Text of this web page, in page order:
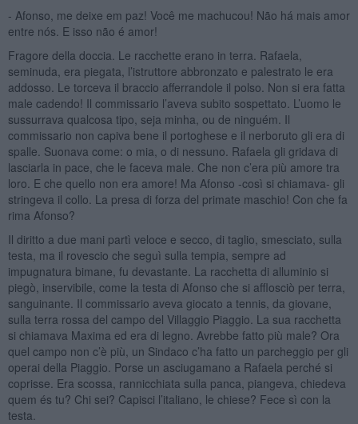
- Afonso, me deixe em paz! Você me machucou! Não há mais amor
entre nós. E isso não é amor!
Fragore della doccia. Le racchette erano in terra. Rafaela,
seminuda, era piegata, l’istruttore abbronzato e palestrato le era
addosso. Le torceva il braccio afferrandole il polso. Non si era fatta
male cadendo! Il commissario l’aveva subito sospettato. L’uomo le
sussurrava qualcosa tipo, seja minha, ou de ninguém. Il
commissario non capiva bene il portoghese e il nerboruto gli era di
spalle. Suonava come: o mia, o di nessuno. Rafaela gli gridava di
lasciarla in pace, che le faceva male. Che non c’era più amore tra
loro. E che quello non era amore! Ma Afonso -così si chiamava- gli
stringeva il collo. La presa di forza del primate maschio! Con che fa
rima Afonso?
Il diritto a due mani partì veloce e secco, di taglio, smesciato, sulla
testa, ma il rovescio che seguì sulla tempia, sempre ad
impugnatura bimane, fu devastante. La racchetta di alluminio si
piegò, inservibile, come la testa di Afonso che si afflosciò per terra,
sanguinante. Il commissario aveva giocato a tennis, da giovane,
sulla terra rossa del campo del Villaggio Piaggio. La sua racchetta
si chiamava Maxima ed era di legno. Avrebbe fatto più male? Ora
quel campo non c’è più, un Sindaco c’ha fatto un parcheggio per gli
operai della Piaggio. Porse un asciugamano a Rafaela perché si
coprisse. Era scossa, rannicchiata sulla panca, piangeva, chiedeva
quem és tu? Chi sei? Capisci l’italiano, le chiese? Fece sì con la
testa.